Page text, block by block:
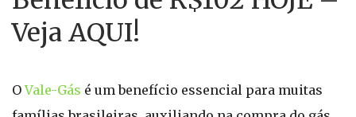
Veja AQUI!
OVale-Gás é um benefício essencial para muitas